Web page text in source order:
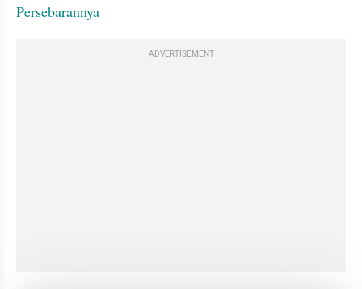
Persebarannya
ADVERTISEMENT